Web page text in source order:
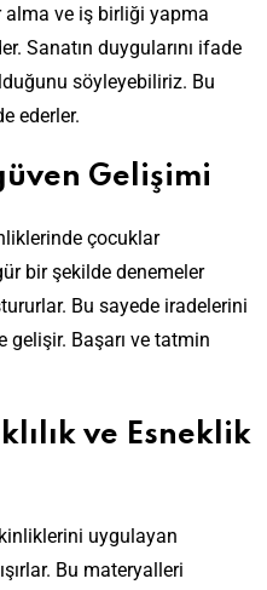
alma ve iş birliği yapma
Sanatın duygularını ifade
söyleyebiliriz. Bu
ederler.
Gelişimi
çocuklar
bir şekilde denemeler
Bu sayede iradelerini
gelişir. Başarı ve tatmin
ve Esneklik
uygulayan
Bu materyalleri